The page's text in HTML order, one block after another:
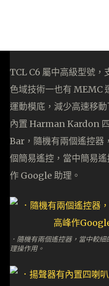
TCL C6 屬中高級型號，
色域技術一也有 MEMC
運動模底，減少高速移
內置 Harman Kardon
Bar，隨機有兩個遙控器
個簡易遙控，當中簡易
作 Google 助理。
．隨機有兩個遙控器，當中較
理操作用。